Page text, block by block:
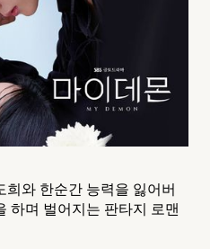
희와 한순간 능력을 잃어버
하며 벌어지는 판타지 로맨